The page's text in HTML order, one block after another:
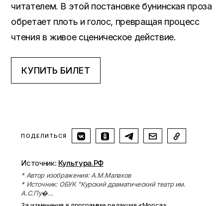
читателем. В этой постановке бунинская проза
обретает плоть и голос, превращая процесс
чтения в живое сценическое действие.
КУПИТЬ БИЛЕТ
ПОДЕЛИТЬСЯ
Источник: Культура.РФ
* Автор изображения: А.М.Малахов
* Источник: ОБУК "Курский драматический театр им.
А.С.Пу�...